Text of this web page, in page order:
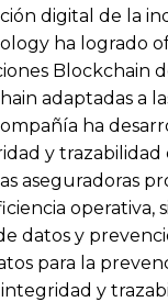
digital de la
ha logrado
Blockchain
adaptadas a
ha
y
aseguradoras
datos y
para la
y